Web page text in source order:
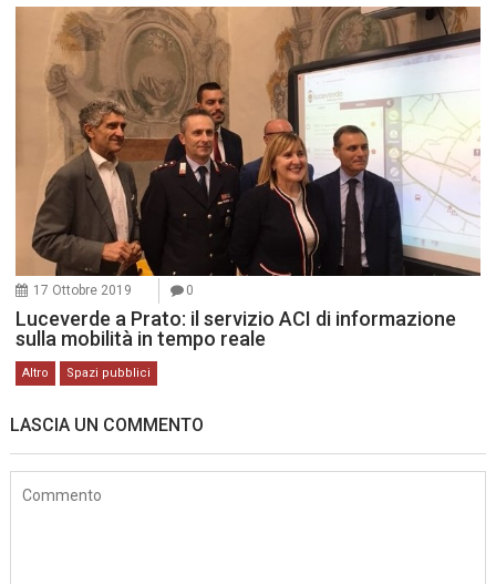
17 Ottobre 2019 0
Luceverde a Prato: il servizio ACI di informazione
sulla mobilità in tempo reale
Altro Spazi pubblici
LASCIA UN COMMENTO